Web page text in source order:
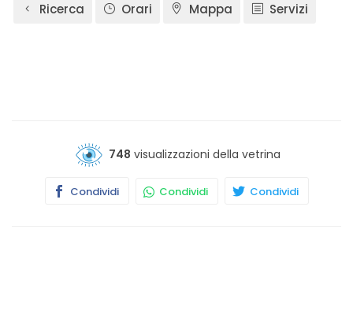
Ricerca Orari Mappa Servizi
748 visualizzazioni della vetrina
Condividi Condividi Condividi